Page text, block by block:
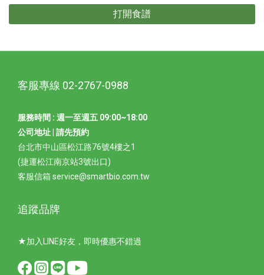
打開食譜
客服專線 02-2767-0988
服務時間 : 週一至週五 09:00~18:00
公司地址 | 請先預約
台北市中山區松江路76號4樓之1
(捷運松江南京站3號出口)
客服信箱 service@smartbio.com.tw
追蹤品牌
★加入LINE好友，即時優惠不錯過